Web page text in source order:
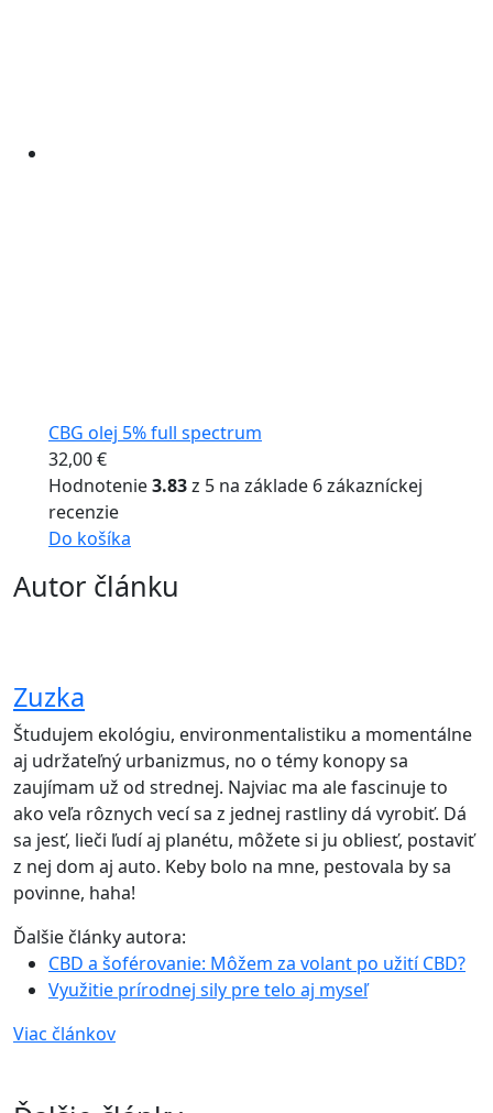
CBG olej 5% full spectrum
32,00€
Hodnotenie3.83z 5 na základe 6zákazníckej
recenzie
Do košíka
Autor článku
Zuzka
Študujem ekológiu, environmentalistiku a momentálne
aj udržateľný urbanizmus, no o témy konopy sa
zaujímam už od strednej. Najviac ma ale fascinuje to
ako veľa rôznych vecí sa z jednej rastliny dá vyrobiť. Dá
sa jesť, lieči ľudí aj planétu, môžete si ju obliesť, postaviť
z nej dom aj auto. Keby bolo na mne, pestovala by sa
povinne, haha!
Ďalšie články autora:
CBD a šoférovanie: Môžem za volant po užití CBD?
Využitie prírodnej sily pre telo aj myseľ
Viac článkov